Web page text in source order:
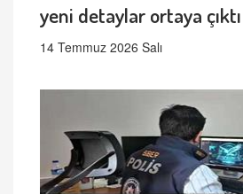
yeni detaylar ortaya çıktı
14 Temmuz 2026 Salı